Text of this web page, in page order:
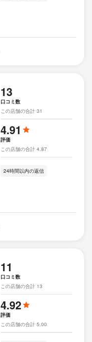
13
口コミ数
この店舗の合計 31
4.91
評価
この店舗の合計 4.87
24時間以内の返信
11
口コミ数
この店舗の合計 13
4.92
評価
この店舗の合計 5.00